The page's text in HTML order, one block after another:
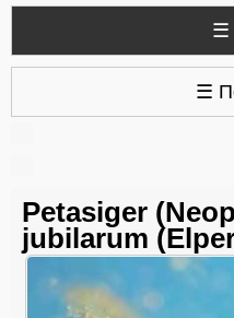
☰
☰
Petasiger
jubilarum